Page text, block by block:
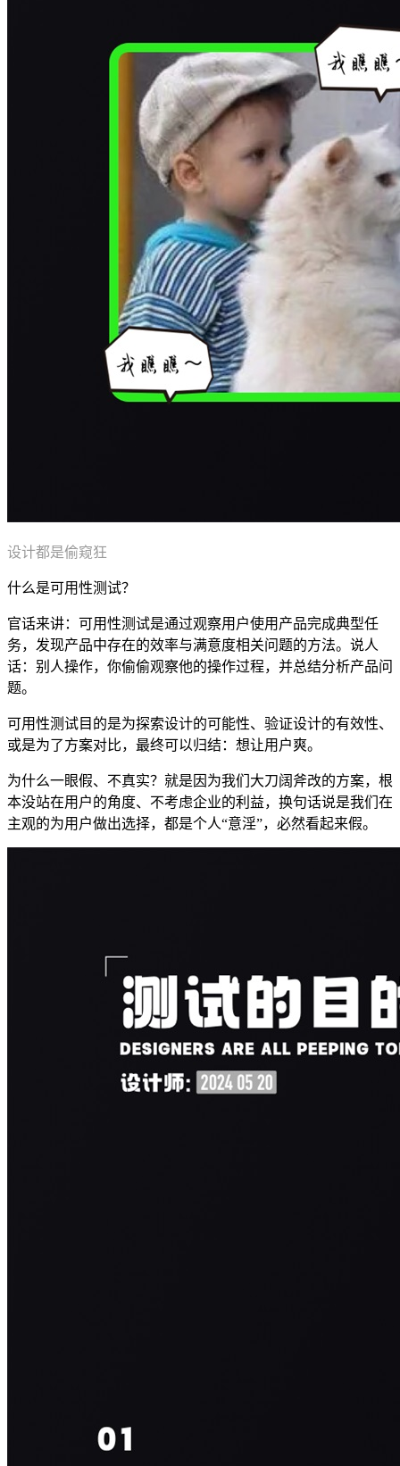
设计都是偷窥狂
什么是可用性测试？
官话来讲：可用性测试是通过观察用户使用产品完成典型任
务，发现产品中存在的效率与满意度相关问题的方法。说人
话：别人操作，你偷偷观察他的操作过程，并总结分析产品问
题。
可用性测试目的是为探索设计的可能性、验证设计的有效性、
或是为了方案对比，最终可以归结：想让用户爽。
为什么一眼假、不真实？就是因为我们大刀阔斧改的方案，根
本没站在用户的角度、不考虑企业的利益，换句话说是我们在
主观的为用户做出选择，都是个人“意淫”，必然看起来假。